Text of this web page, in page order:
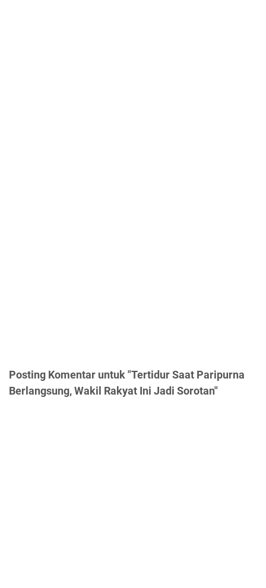
Posting Komentar untuk "Tertidur Saat Paripurna
Berlangsung, Wakil Rakyat Ini Jadi Sorotan"